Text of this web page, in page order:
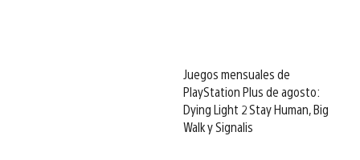
Juegos mensuales de
PlayStation Plus de agosto:
Dying Light 2 Stay Human, Big
Walk y Signalis